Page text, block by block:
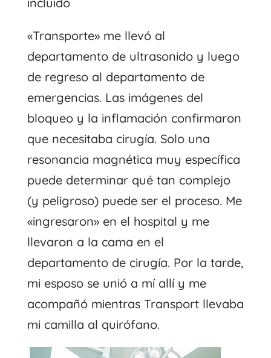
«Transporte» me llevó al
departamento de ultrasonido y luego
de regreso al departamento de
emergencias. Las imágenes del
bloqueo y la inflamación confirmaron
que necesitaba cirugía. Solo una
resonancia magnética muy específica
puede determinar qué tan complejo
(y peligroso) puede ser el proceso. Me
«ingresaron» en el hospital y me
llevaron a la cama en el
departamento de cirugía. Por la tarde,
mi esposo se unió a mí allí y me
acompañó mientras Transport llevaba
mi camilla al quirófano.